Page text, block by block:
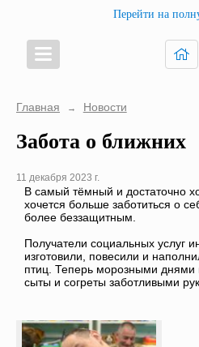
Перейти на
Главная → Новости
Забота о ближних
11 декабря 2023 г.
В самый тёмный и достаточно
хочется больше заботиться о
более беззащитным.
Получатели социальных услуг
изготовили, повесили и
птиц. Теперь морозными днями
сыты и согреты заботливыми